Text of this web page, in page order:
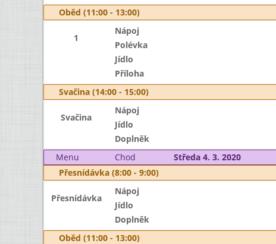
Oběd (11:00 - 13:00)
1
Nápoj
Polévka
Jídlo
Příloha
Svačina (14:00 - 15:00)
Svačina
Nápoj
Jídlo
Doplněk
Menu
Chod Středa 4. 3. 2020
Přesnídávka (8:00 - 9:00)
Přesnídávka
Nápoj
Jídlo
Doplněk
Oběd (11:00 - 13:00)